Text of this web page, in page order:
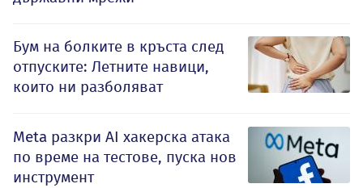
Бум на болките в кръста след
отпуските: Летните навици,
които ни разболяват
Meta разкри AI хакерска атака
по време на тестове, пуска нов
инструмент